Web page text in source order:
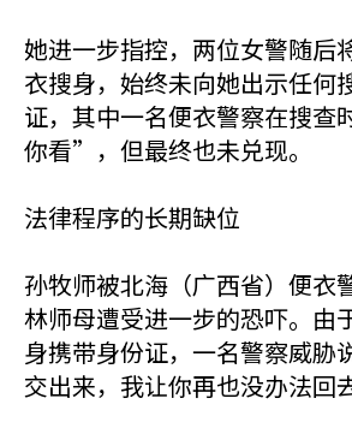
她进一步指控，两位女警随后
衣搜身，始终未向她出示任何
证，其中一名便衣警察在搜
你看”，但最终也未兑现。
法律程序的长期缺位
孙牧师被北海（广西省）便衣
林师母遭受进一步的恐吓。由
身携带身份证，一名警察威
交出来，我让你再也没办法回